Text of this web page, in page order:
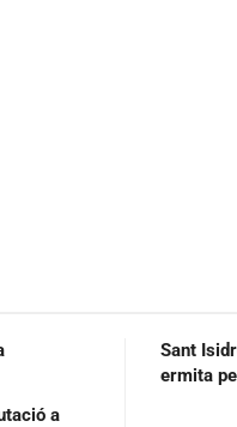
a
Sant